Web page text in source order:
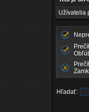
Užívatelia
Hľadať: